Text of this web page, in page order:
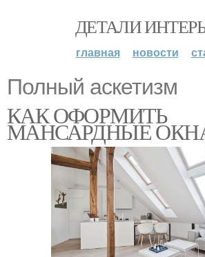
ДЕТАЛИ
главная новости
Полный аскетизм
КАК ОФОРМИТЬ
МАНСАРДНЫЕ